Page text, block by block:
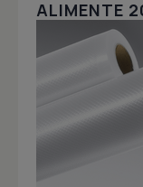
ALIMENTE